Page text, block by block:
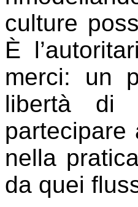
culture
È
merci: un
libertà di
nella
da quei